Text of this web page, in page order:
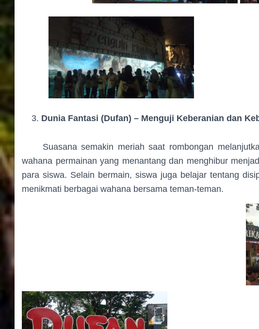
Dunia Fantasi (Dufan) – Menguji Keberanian dan
Suasana semakin meriah saat rombongan
wahana permainan yang menantang dan menghibur
para siswa. Selain bermain, siswa juga belajar tentang
menikmati berbagai wahana bersama teman-teman.